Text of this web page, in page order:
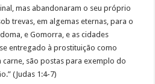
mas abandonaram o seu próprio
trevas, em algemas eternas, para o
e Gomorra, e as cidades
entregado à prostituição como
são postas para exemplo do
(Judas 1:4-7)